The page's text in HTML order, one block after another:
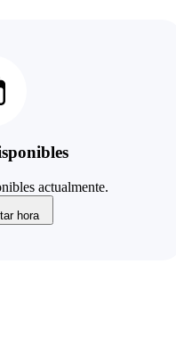
actualmente.
hora